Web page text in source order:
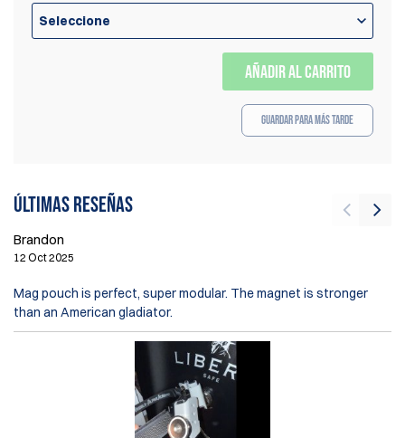
Seleccione
AÑADIR AL CARRITO
Guardar para más tarde
Últimas reseñas
Brandon
12 Oct 2025
Mag pouch is perfect, super modular. The magnet is stronger
than an American gladiator.